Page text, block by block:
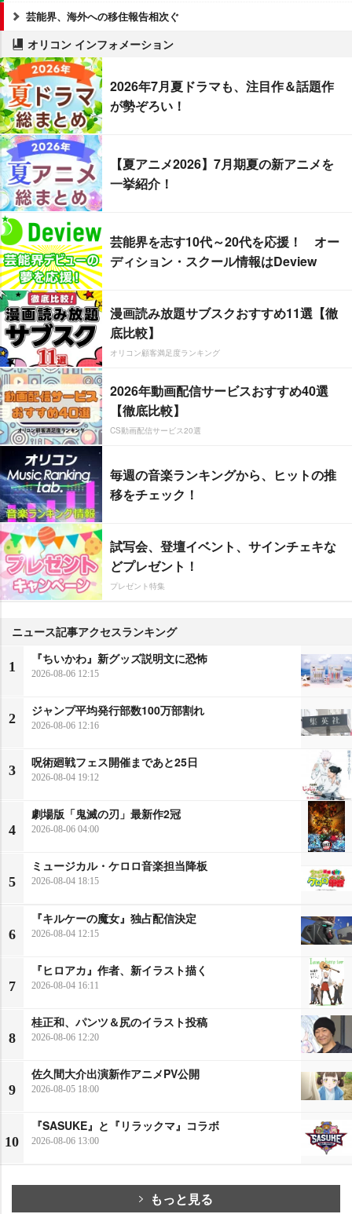
芸能界、海外への移住報告相次ぐ
オリコン インフォメーション
2026年7月夏ドラマも、注目作＆話題作
が勢ぞろい！
【夏アニメ2026】7月期夏の新アニメを
一挙紹介！
芸能界を志す10代～20代を応援！ オー
ディション・スクール情報はDeview
漫画読み放題サブスクおすすめ11選【徹
底比較】
オリコン顧客満足度ランキング
2026年動画配信サービスおすすめ40選
【徹底比較】
CS動画配信サービス20選
毎週の音楽ランキングから、ヒットの推
移をチェック！
試写会、登壇イベント、サインチェキな
どプレゼント！
プレゼント特集
ニュース記事アクセスランキング
1
『ちいかわ』新グッズ説明文に恐怖
2026-08-06 12:15
2
ジャンプ平均発行部数100万部割れ
2026-08-06 12:16
3
呪術廻戦フェス開催まであと25日
2026-08-04 19:12
4
劇場版「鬼滅の刃」最新作2冠
2026-08-06 04:00
5
ミュージカル・ケロロ音楽担当降板
2026-08-04 18:15
6
『キルケーの魔女』独占配信決定
2026-08-04 12:15
7
『ヒロアカ』作者、新イラスト描く
2026-08-04 16:11
8
桂正和、パンツ＆尻のイラスト投稿
2026-08-06 12:20
9
佐久間大介出演新作アニメPV公開
2026-08-05 18:00
10
『SASUKE』と『リラックマ』コラボ
2026-08-06 13:00
もっと見る